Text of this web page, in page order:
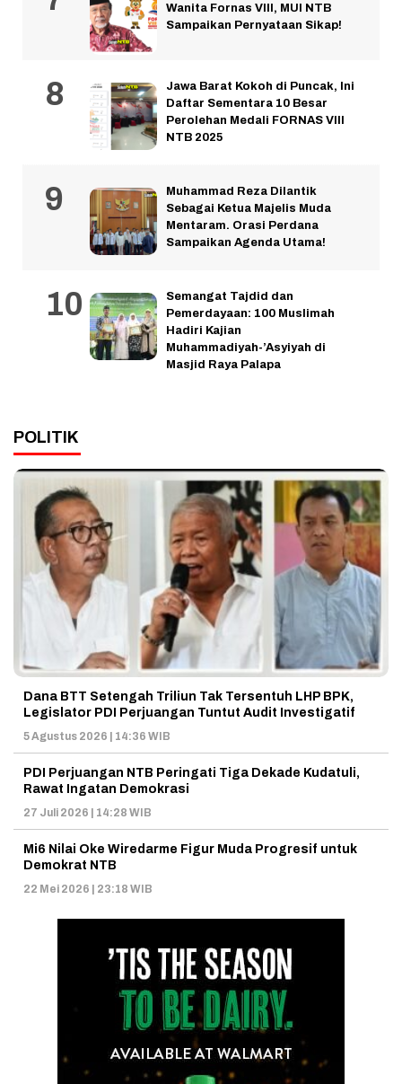
Wanita Fornas VIII, MUI NTB
Sampaikan Pernyataan Sikap!
Jawa Barat Kokoh di Puncak, Ini
Daftar Sementara 10 Besar
Perolehan Medali FORNAS VIII
NTB 2025
Muhammad Reza Dilantik
Sebagai Ketua Majelis Muda
Mentaram. Orasi Perdana
Sampaikan Agenda Utama!
Semangat Tajdid dan
Pemerdayaan: 100 Muslimah
Hadiri Kajian
Muhammadiyah-’Asyiyah di
Masjid Raya Palapa
POLITIK
Dana BTT Setengah Triliun Tak Tersentuh LHP BPK,
Legislator PDI Perjuangan Tuntut Audit Investigatif
5 Agustus 2026 | 14:36 WIB
PDI Perjuangan NTB Peringati Tiga Dekade Kudatuli,
Rawat Ingatan Demokrasi
27 Juli 2026 | 14:28 WIB
Mi6 Nilai Oke Wiredarme Figur Muda Progresif untuk
Demokrat NTB
22 Mei 2026 | 23:18 WIB